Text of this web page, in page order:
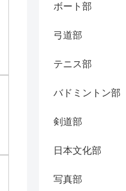
ボート部
弓道部
テニス部
バドミントン部
剣道部
日本文化部
写真部